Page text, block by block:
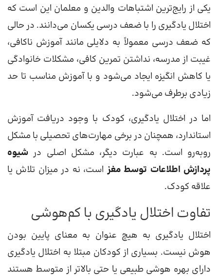
یکی از رایج‌ترین اشتباهات والدین و معلمان این است که
اختلال یادگیری را با ضعف درسی یکسان می‌دانند. در حالی
که ضعف درسی معمولاً به دلایلی مانند آموزش ناکافی،
غیبت از مدرسه، نداشتن تمرین کافی، مشکلات خانوادگی
یا کاهش انگیزه ایجاد می‌شود و با آموزش مناسب تا حد
زیادی برطرف می‌شود.
اما در اختلال یادگیری، کودک با وجود دریافت آموزش
استاندارد، همچنان در برخی مهارت‌های تحصیلی با مشکل
روبه‌رو است. به عبارت دیگر، مشکل اصلی در شیوه
پردازش اطلاعات توسط مغز است، نه در میزان تلاش یا
علاقه کودک.
تفاوت اختلال یادگیری با کم‌هوشی
اختلال یادگیری به هیچ عنوان به معنای پایین بودن
هوش نیست. بسیاری از کودکان مبتلا به اختلال یادگیری
دارای بهره هوشی طبیعی یا حتی بالاتر از متوسط هستند